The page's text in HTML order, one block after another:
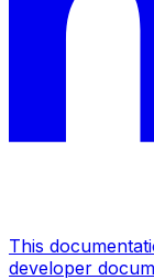
This
developer